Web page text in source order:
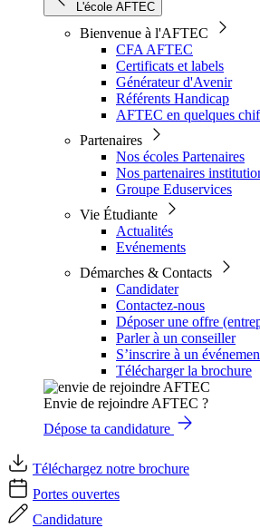
L'école AFTEC
Bienvenue à l'AFTEC
CFA AFTEC
Certificats et labels
Générateur d'Avenir
Référents Handicap
AFTEC en quelques
Partenaires
Nos écoles Partenaires
Nos partenaires
Groupe Eduservices
Vie Étudiante
Actualités
Evénements
Démarches & Contacts
Candidater
Contactez-nous
Déposer une offre
Parler à un conseiller
S’inscrire à un
Télécharger la brochure
Envie de rejoindre AFTEC ?
Dépose ta candidature
Téléchargez notre brochure
Portes ouvertes
Candidature